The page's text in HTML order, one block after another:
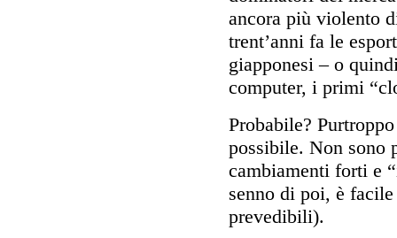
ancora più violento
trent’anni fa le
giapponesi – o
computer, i primi
Probabile?
possibile. Non sono
cambiamenti forti e
senno di poi, è
prevedibili).